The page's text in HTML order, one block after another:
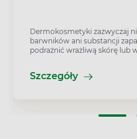
Dermokosmetyki zazwyczaj
barwników ani substancji
podrażnić wrażliwą skórę lub
Szczegóły